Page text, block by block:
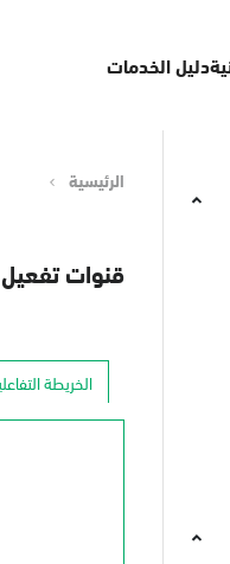
دليل الخدمات
الرئيسية
قنوات تفعيل
الخريطة